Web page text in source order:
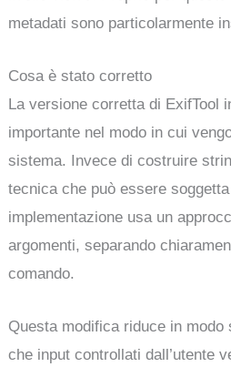
metadati sono particolarmente
Cosa è stato corretto
La versione corretta di ExifTool
importante nel modo in cui
sistema. Invece di costruire
tecnica che può essere
implementazione usa un
argomenti, separando
comando.
Questa modifica riduce in
che input controllati dall’utente